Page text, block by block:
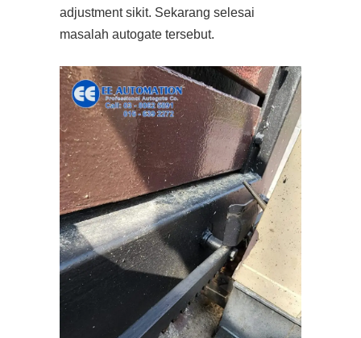
adjustment sikit. Sekarang selesai
masalah autogate tersebut.